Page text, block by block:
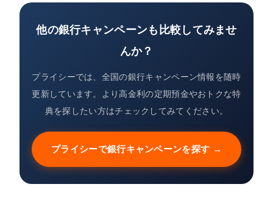
他の銀行キャンペーンも比較してみませ
んか？
プライシーでは、全国の銀行キャンペーン情報を随時
更新しています。より高金利の定期預金やおトクな特
典を探したい方はチェックしてみてください。
プライシーで銀行キャンペーンを探す →